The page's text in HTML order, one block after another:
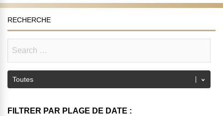
RECHERCHE
FILTRER PAR PLAGE DE DATE :